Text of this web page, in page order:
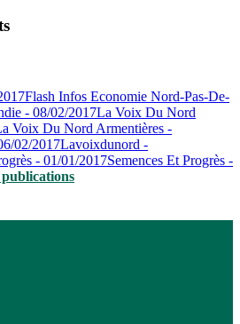
Flash Infos Economie Nord-Pas-De-
- 08/02/2017La Voix Du Nord
Voix Du Nord Armentières -
02/2017Lavoixdunord -
- 01/01/2017Semences Et Progrès -